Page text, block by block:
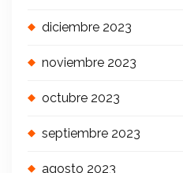
diciembre 2023
noviembre 2023
octubre 2023
septiembre 2023
agosto 2023